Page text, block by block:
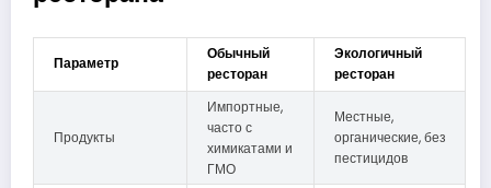
Параметр
Обычный
ресторан
Экологичный
ресторан
Продукты
Импортные,
часто с
химикатами и
ГМО
Местные,
органические, без
пестицидов